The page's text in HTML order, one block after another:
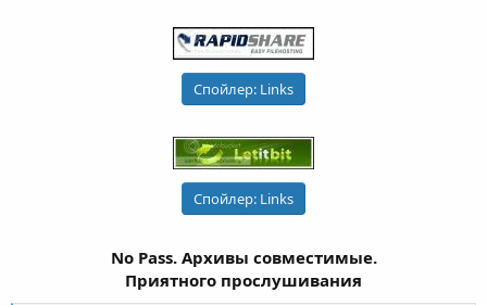
Спойлер: Links
Спойлер: Links
No Pass. Архивы совместимые.
Приятного прослушивания